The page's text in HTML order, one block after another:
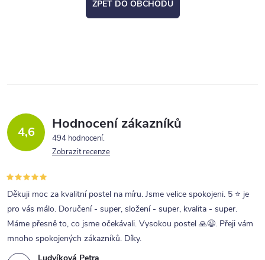
ZPĚT DO OBCHODU
4,6 Hodnocení zákazníků
494 hodnocení
Zobrazit recenze
Děkuji moc za kvalitní postel na míru. Jsme velice spokojeni. 5 ⭐ je
pro vás málo. Doručení - super, složení - super, kvalita - super.
Máme přesně to, co jsme očekávali. Vysokou postel 🙏😉. Přeji vám
mnoho spokojených zákazníků. Díky.